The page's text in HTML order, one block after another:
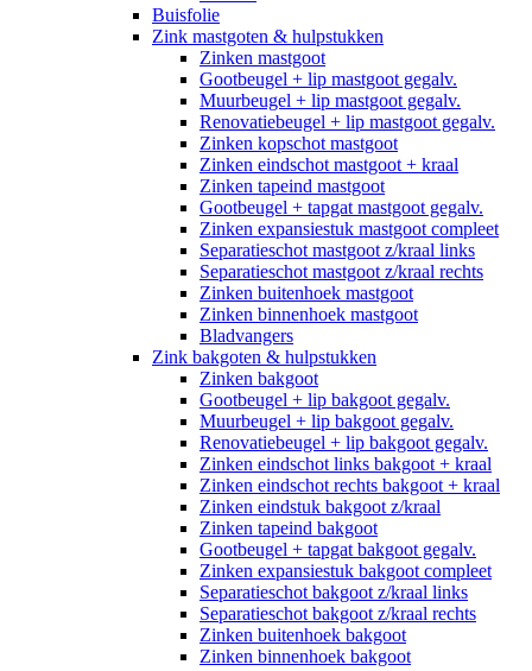
Buisfolie
Zink mastgoten & hulpstukken
Zinken mastgoot
Gootbeugel + lip mastgoot gegalv.
Muurbeugel + lip mastgoot gegalv.
Renovatiebeugel + lip mastgoot gegalv.
Zinken kopschot mastgoot
Zinken eindschot mastgoot + kraal
Zinken tapeind mastgoot
Gootbeugel + tapgat mastgoot gegalv.
Zinken expansiestuk mastgoot compleet
Separatieschot mastgoot z/kraal links
Separatieschot mastgoot z/kraal rechts
Zinken buitenhoek mastgoot
Zinken binnenhoek mastgoot
Bladvangers
Zink bakgoten & hulpstukken
Zinken bakgoot
Gootbeugel + lip bakgoot gegalv.
Muurbeugel + lip bakgoot gegalv.
Renovatiebeugel + lip bakgoot gegalv.
Zinken eindschot links bakgoot + kraal
Zinken eindschot rechts bakgoot + kraal
Zinken eindstuk bakgoot z/kraal
Zinken tapeind bakgoot
Gootbeugel + tapgat bakgoot gegalv.
Zinken expansiestuk bakgoot compleet
Separatieschot bakgoot z/kraal links
Separatieschot bakgoot z/kraal rechts
Zinken buitenhoek bakgoot
Zinken binnenhoek bakgoot